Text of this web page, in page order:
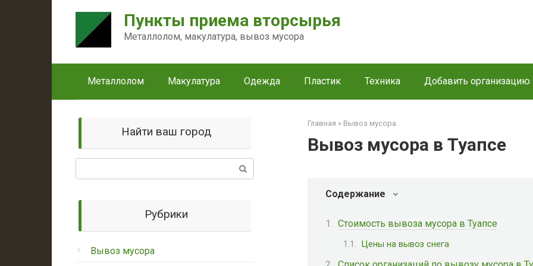
Пункты приема вторсырья
Металлолом, макулатура, вывоз мусора
Металлолом Макулатура Одежда Пластик Техника Добавить организацию
Главная » Вывоз мусора
Вывоз мусора в Туапсе
Содержание
Стоимость вывоза мусора в Туапсе
Цены на вывоз снега
Найти ваш город
Рубрики
Вывоз мусора